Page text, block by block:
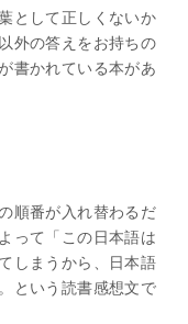
として正しくないか
外の答えをお持ちの
書かれている本があ
順番が入れ替わるだ
って「この日本語は
しまうから、日本語
という読書感想文で